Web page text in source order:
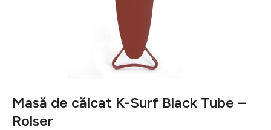
Masă de călcat K-Surf Black Tube –
Rolser